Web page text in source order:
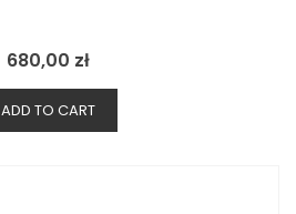
680,00 zł
ADD TO CART